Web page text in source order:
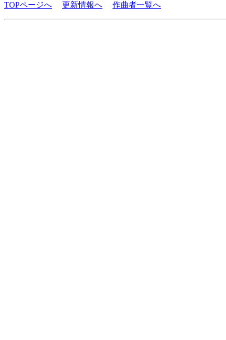
TOPページへ 更新情報へ 作曲者一覧へ